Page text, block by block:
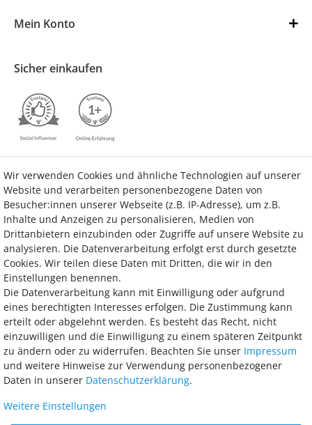
Mein Konto
Sicher einkaufen
Vertrag widerrufen Kontakt
Bezahlung
Wir bieten Ihnen viele Möglichkeiten einer sicheren und bequemen
Bezahlung.
Wir verwenden Cookies und ähnliche Technologien auf unserer
Website und verarbeiten personenbezogene Daten von
Besucher:innen unserer Webseite (z.B. IP-Adresse), um z.B.
Inhalte und Anzeigen zu personalisieren, Medien von
Drittanbietern einzubinden oder Zugriffe auf unsere Website zu
analysieren. Die Datenverarbeitung erfolgt erst durch gesetzte
Cookies. Wir teilen diese Daten mit Dritten, die wir in den
Einstellungen benennen.
Die Datenverarbeitung kann mit Einwilligung oder aufgrund
eines berechtigten Interesses erfolgen. Die Zustimmung kann
erteilt oder abgelehnt werden. Es besteht das Recht, nicht
einzuwilligen und die Einwilligung zu einem späteren Zeitpunkt
zu ändern oder zu widerrufen. Beachten Sie unser Impressum
und weitere Hinweise zur Verwendung personenbezogener
Daten in unserer Daten­schutz­erklärung.
Weitere Einstellungen